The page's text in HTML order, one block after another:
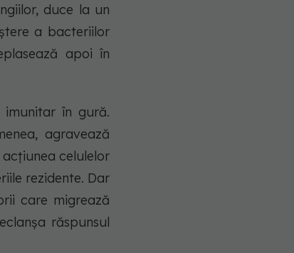
duce la un
a bacteriilor
apoi în
în gură.
agravează
celulelor
rezidente. Dar
care migrează
răspunsul